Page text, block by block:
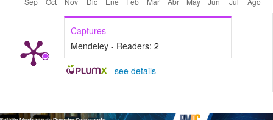
Captures
Mendeley - Readers: 2
- see details